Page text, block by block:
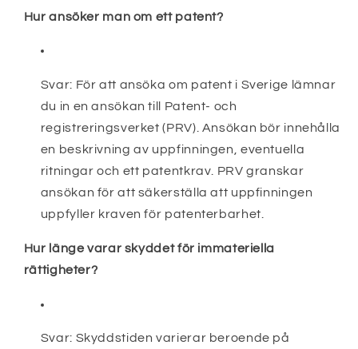
Hur ansöker man om ett patent?
Svar: För att ansöka om patent i Sverige lämnar
du in en ansökan till Patent- och
registreringsverket (PRV). Ansökan bör innehålla
en beskrivning av uppfinningen, eventuella
ritningar och ett patentkrav. PRV granskar
ansökan för att säkerställa att uppfinningen
uppfyller kraven för patenterbarhet.
Hur länge varar skyddet för immateriella
rättigheter?
Svar: Skyddstiden varierar beroende på